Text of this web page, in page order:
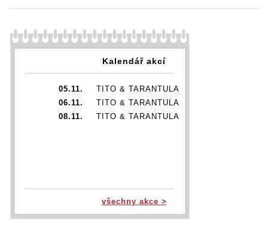
Kalendář akcí
05.11.
TITO & TARANTULA
06.11.
TITO & TARANTULA
08.11.
TITO & TARANTULA
všechny akce >